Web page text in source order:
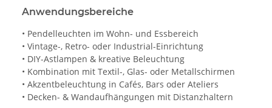
Anwendungsbereiche
• Pendelleuchten im Wohn- und Essbereich
• Vintage-, Retro- oder Industrial-Einrichtung
• DIY-Astlampen & kreative Beleuchtung
• Kombination mit Textil-, Glas- oder Metallschirmen
• Akzentbeleuchtung in Cafés, Bars oder Ateliers
• Decken- & Wandaufhängungen mit Distanzhaltern